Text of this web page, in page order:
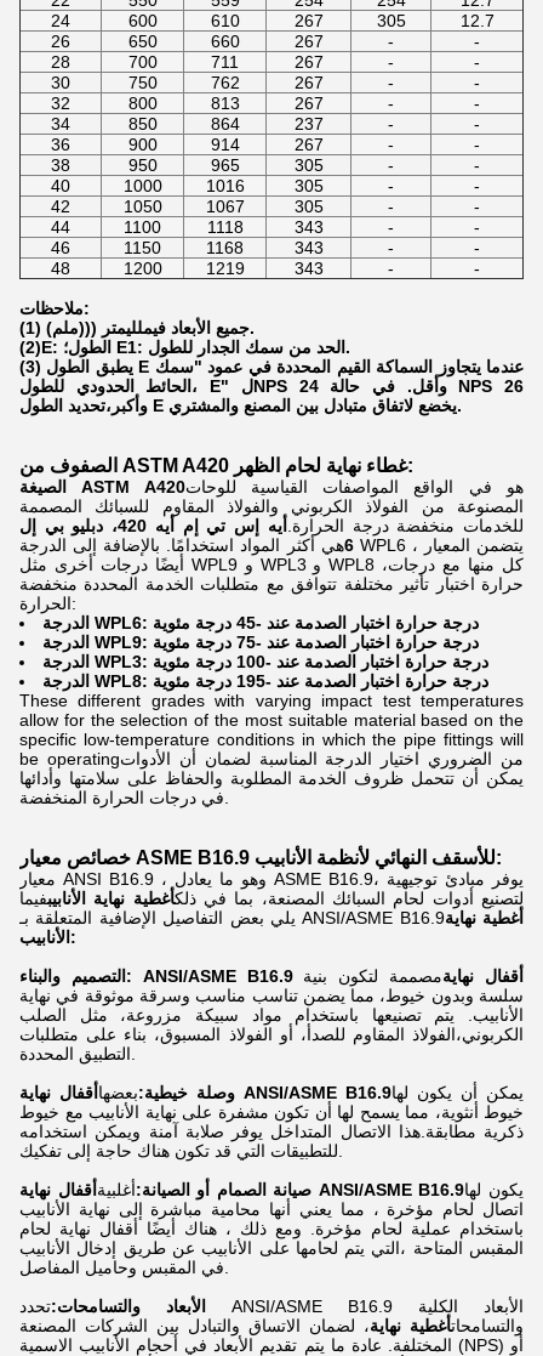
24
600 610 267 305
12.7
26
650 660 267 -
-
28
700 711 267 -
-
30
750 762 267 -
-
32
800 813 267 -
-
34
850 864 237 -
-
36
900 914 267 -
-
38
950 965 305 -
-
40
1000 1016 305 -
-
42
1050 1067 305 -
-
44
1100 1118 343 -
-
46
1150 1168 343 -
-
48
1200 1219 343 - -
ملاحظات:
(1) جميع الأبعاد فيملليمتر (((
ملم).
(2)E: الطول؛ E1: الحد من سمك الجدار للطول.
(3) يطبق الطول E عندما يتجاوز السماكة القيم المحددة في عمود "سمك
الحائط الحدودي للطول، E" لNPS 24 وأقل. في حالة NPS 26
وأكبر،تحديد الطول E يخضع لاتفاق متبادل بين المصنع والمشتري.
الصفوف من ASTM A420 غطاء نهاية لحام الظهر:
الصيغة ASTM A420هو في الواقع المواصفات القياسية للوحات
المصنوعة من الفولاذ الكربوني والفولاذ المقاوم للسبائك المصممة
للخدمات منخفضة درجة الحرارة.
أيه إس تي إم أيه 420، دبليو بي إل
6هي أكثر المواد استخدامًا. بالإضافة إلى الدرجة WPL6 ، يتضمن المعيار
أيضًا درجات أخرى مثل WPL9 و WPL3 و WPL8 ،كل منها مع درجات
حرارة اختبار تأثير مختلفة تتوافق مع متطلبات الخدمة المحددة منخفضة
الحرارة:
الدرجة WPL6: درجة حرارة اختبار الصدمة عند -45 درجة مئوية
الدرجة WPL9: درجة حرارة اختبار الصدمة عند -75 درجة مئوية
الدرجة WPL3: درجة حرارة اختبار الصدمة عند -100 درجة مئوية
الدرجة WPL8: درجة حرارة اختبار الصدمة عند -195 درجة مئوية
These different grades with varying impact test temperatures
allow for the selection of the most suitable material based on the
specific low-temperature conditions in which the pipe fittings will
be operatingمن الضروري اختيار الدرجة المناسبة لضمان أن الأدوات
يمكن أن تتحمل ظروف الخدمة المطلوبة والحفاظ على سلامتها وأدائها
خصائص معيار ASME B16.9 للأسقف النهائي لأنظمة الأنابيب:
معيار ANSI B16.9 ، وهو ما يعادل ASME B16.9، يوفر مبادئ توجيهية
لتصنيع أدوات لحام السبائك المصنعة، بما في ذلكأغطية نهاية الأنابيبفيما
يلي بعض التفاصيل الإضافية المتعلقة بـ ANSI/ASME B16.9أغطية نهاية
الأنابيب:
التصميم والبناء: ANSI/ASME B16.9 أقفال نهايةمصممة لتكون بنية
سلسة وبدون خيوط، مما يضمن تناسب مناسب وسرقة موثوقة في نهاية
الأنابيب. يتم تصنيعها باستخدام مواد سبيكة مزروعة، مثل الصلب
الكربوني،الفولاذ المقاوم للصدأ، أو الفولاذ المسبوق، بناء على متطلبات
وصلة خيطية:بعضها أقفال نهاية ANSI/ASME B16.9يمكن أن يكون لها
خيوط أنثوية، مما يسمح لها أن تكون مشفرة على نهاية الأنابيب مع خيوط
ذكرية مطابقة.هذا الاتصال المتداخل يوفر صلابة آمنة ويمكن استخدامه
صيانة الصمام أو الصيانة:أغلبية أقفال نهاية ANSI/ASME B16.9يكون لها
اتصال لحام مؤخرة ، مما يعني أنها محامية مباشرة إلى نهاية الأنابيب
باستخدام عملية لحام مؤخرة. ومع ذلك ، هناك أيضًا أقفال نهاية لحام
المقبس المتاحة ،التي يتم لحامها على الأنابيب عن طريق إدخال الأنابيب
الأبعاد والتسامحات:تحدد ANSI/ASME B16.9 الأبعاد الكلية
والتسامحاتأغطية نهاية، لضمان الاتساق والتبادل بين الشركات المصنعة
المختلفة. عادة ما يتم تقديم الأبعاد في أحجام الأنابيب الاسمية (NPS) أو